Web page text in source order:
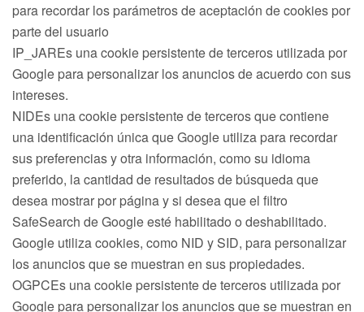
para recordar los parámetros de aceptación de cookies por
parte del usuario
IP_JAREs una cookie persistente de terceros utilizada por
Google para personalizar los anuncios de acuerdo con sus
intereses.
NIDEs una cookie persistente de terceros que contiene
una identificación única que Google utiliza para recordar
sus preferencias y otra información, como su idioma
preferido, la cantidad de resultados de búsqueda que
desea mostrar por página y si desea que el filtro
SafeSearch de Google esté habilitado o deshabilitado.
Google utiliza cookies, como NID y SID, para personalizar
los anuncios que se muestran en sus propiedades.
OGPCEs una cookie persistente de terceros utilizada por
Google para personalizar los anuncios que se muestran en